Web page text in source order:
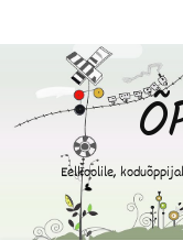
Eelkoolile,